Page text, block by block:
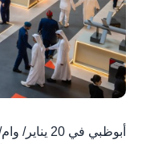
أبوظبي في